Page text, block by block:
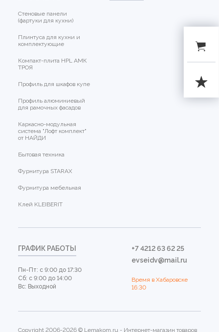
Стеновые панели
(фартуки для кухни)
Плинтуса для кухни и
комплектующие
Компакт-плита HPL АМК
ТРОЯ
Профиль для шкафов купе
Профиль алюминиевый
для рамочных фасадов
Каркасно-модульная
система "Лофт комплект"
от НАЙДИ
Бытовая техника
Фурнитура STARAX
Фурнитура мебельная
Клей KLEIBERIT
ГРАФИК РАБОТЫ
Пн-Пт: с 9:00 до 17:30
Сб: с 9:00 до 14:00
Вс: Выходной
+7 4212 63 62 25
evseidv@mail.ru
Время в Хабаровске
16:30
Copyright 2006-2026 © Lemakom.ru - Интернет-магазин товаров